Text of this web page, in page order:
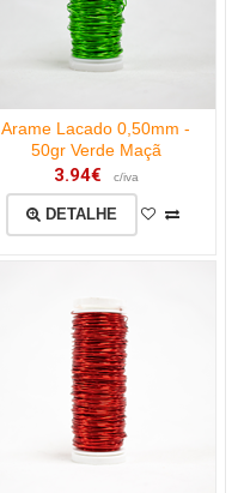
Arame Lacado 0,50mm -
50gr Verde Maçã
3.94€ c/iva
DETALHE